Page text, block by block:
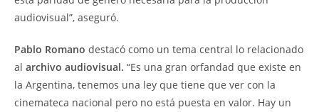
audiovisual”, aseguró.
Pablo Romano destacó como un tema central lo relacionado
al archivo audiovisual. “Es una gran orfandad que existe en
la Argentina, tenemos una ley que tiene que ver con la
cinemateca nacional pero no está puesta en valor. Hay un